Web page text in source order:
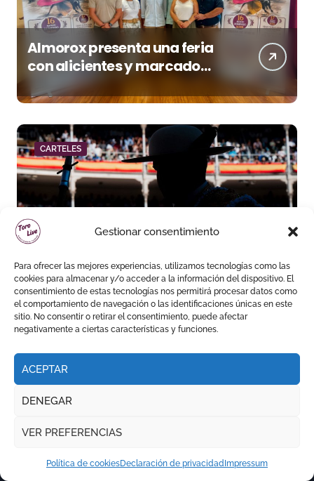
Gestionar consentimiento
Para ofrecer las mejores experiencias, utilizamos tecnologías como las
cookies para almacenar y/o acceder a la información del dispositivo. El
consentimiento de estas tecnologías nos permitirá procesar datos como
el comportamiento de navegación o las identificaciones únicas en este
sitio. No consentir o retirar el consentimiento, puede afectar
negativamente a ciertas características y funciones.
ACEPTAR
DENEGAR
VER PREFERENCIAS
Política de cookiesDeclaración de privacidad Impressum
Almorox presenta una feria
con alicientes y marcado
acento torista
CARTELES
Las Ventas diseña un
septiembre de desafíos y
variedad ganadera